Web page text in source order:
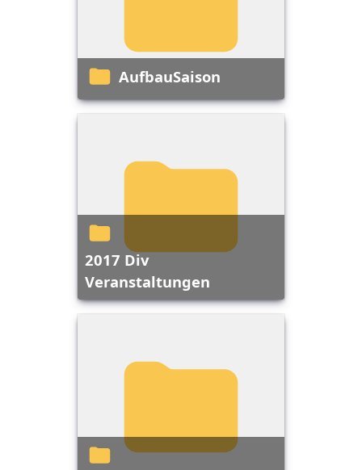
AufbauSaison
2017 Div
Veranstaltungen